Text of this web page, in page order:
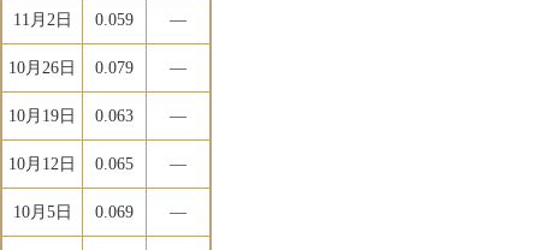
11月2日 0.059 ―
10月26日 0.079 ―
10月19日 0.063 ―
10月12日 0.065 ―
10月5日 0.069 ―